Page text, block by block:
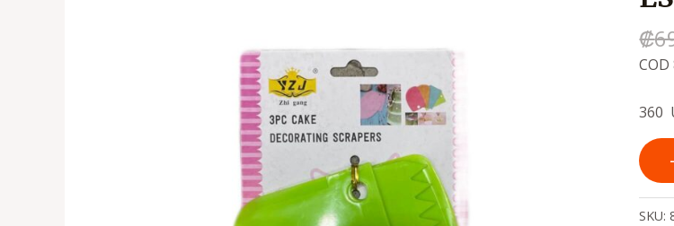
₡
360
SKU: